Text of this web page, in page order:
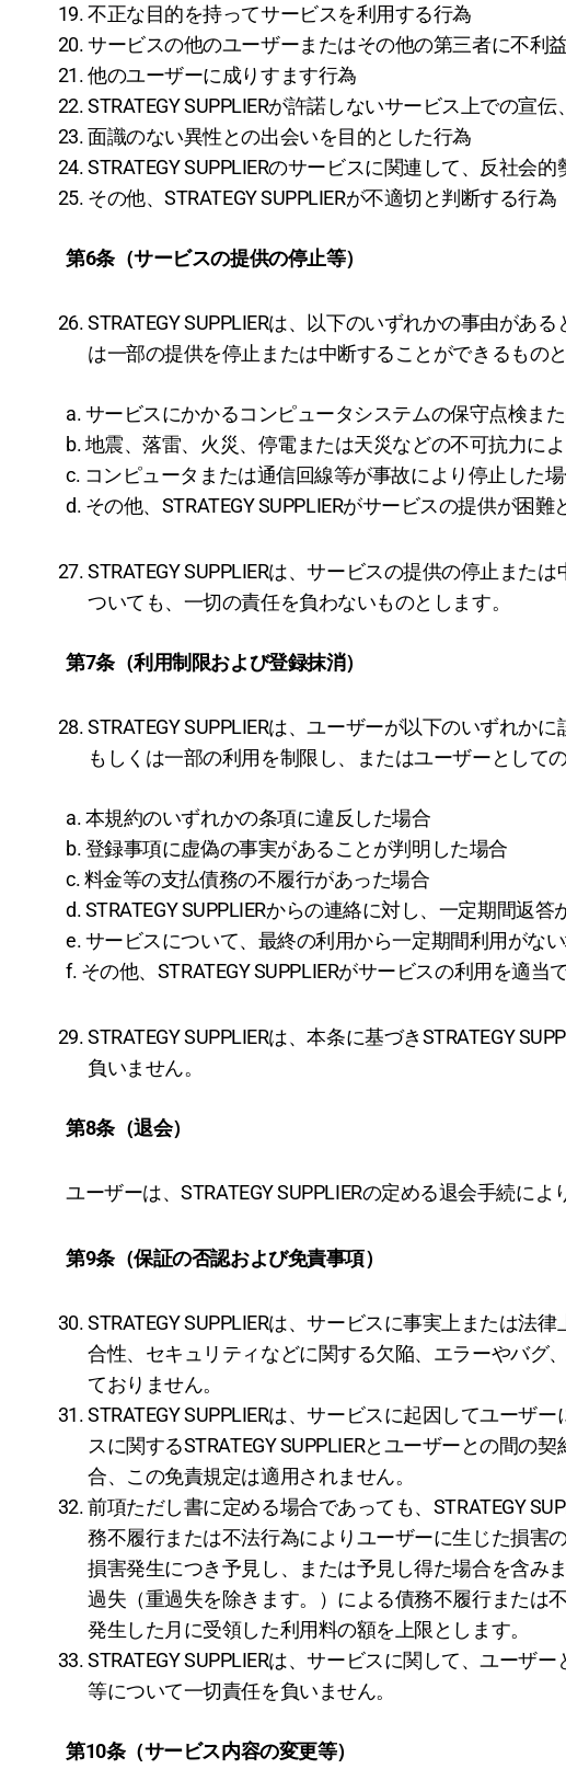
不正な目的を持ってサービスを利用する行為
サービスの他のユーザーまたはその他の第三者に不利
他のユーザーに成りすます行為
STRATEGY SUPPLIERが許諾しないサービス上での宣
面識のない異性との出会いを目的とした行為
STRATEGY SUPPLIERのサービスに関連して、反社会
その他、STRATEGY SUPPLIERが不適切と判断する行為
第6条（サービスの提供の停止等）
STRATEGY SUPPLIERは、以下のいずれかの事由があ
は一部の提供を停止または中断することができるものと
a. サービスにかかるコンピュータシステムの保守点検ま
b. 地震、落雷、火災、停電または天災などの不可抗力に
c. コンピュータまたは通信回線等が事故により停止した
d. その他、STRATEGY SUPPLIERがサービスの提供が困
STRATEGY SUPPLIERは、サービスの提供の停止また
ついても、一切の責任を負わないものとします。
第7条（利用制限および登録抹消）
STRATEGY SUPPLIERは、ユーザーが以下のいずれか
もしくは一部の利用を制限し、またはユーザーとして
a. 本規約のいずれかの条項に違反した場合
b. 登録事項に虚偽の事実があることが判明した場合
c. 料金等の支払債務の不履行があった場合
d. STRATEGY SUPPLIERからの連絡に対し、一定期間返答
e. サービスについて、最終の利用から一定期間利用がな
f. その他、STRATEGY SUPPLIERがサービスの利用を適当
STRATEGY SUPPLIERは、本条に基づきSTRATEGY
負いません。
第8条（退会）
ユーザーは、STRATEGY SUPPLIERの定める退会手続に
第9条（保証の否認および免責事項）
STRATEGY SUPPLIERは、サービスに事実上または法
合性、セキュリティなどに関する欠陥、エラーやバグ
ておりません。
STRATEGY SUPPLIERは、サービスに起因してユーザ
スに関するSTRATEGY SUPPLIERとユーザーとの間
合、この免責規定は適用されません。
前項ただし書に定める場合であっても、STRATEGY
務不履行または不法行為によりユーザーに生じた損害
損害発生につき予見し、または予見し得た場合を含み
過失（重過失を除きます。）による債務不履行または
発生した月に受領した利用料の額を上限とします。
STRATEGY SUPPLIERは、サービスに関して、ユーザ
等について一切責任を負いません。
第10条（サービス内容の変更等）